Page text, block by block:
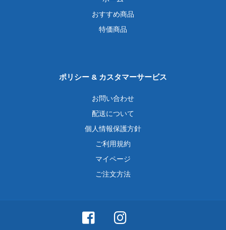
おすすめ商品
特価商品
ポリシー & カスタマーサービス
お問い合わせ
配送について
個人情報保護方針
ご利用規約
マイページ
ご注文方法